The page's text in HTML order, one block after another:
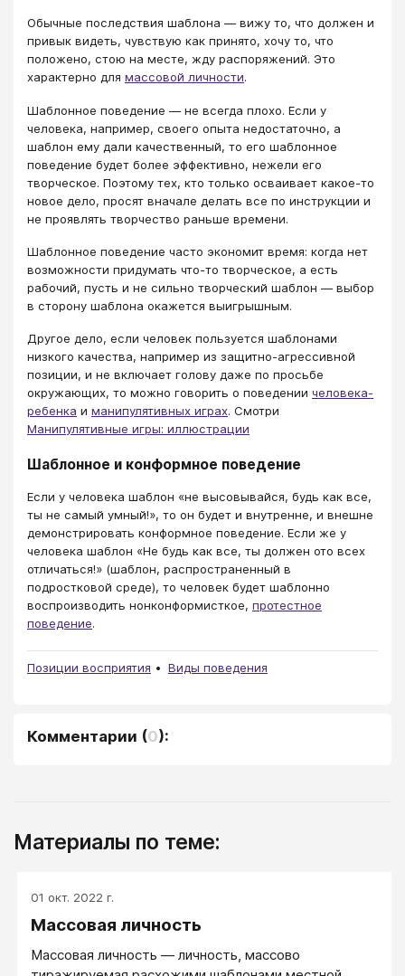
Обычные последствия шаблона ― вижу то, что должен и
привык видеть, чувствую как принято, хочу то, что
положено, стою на месте, жду распоряжений. Это
характерно для массовой личности.
Шаблонное поведение ― не всегда плохо. Если у
человека, например, своего опыта недостаточно, а
шаблон ему дали качественный, то его шаблонное
поведение будет более эффективно, нежели его
творческое. Поэтому тех, кто только осваивает какое-то
новое дело, просят вначале делать все по инструкции и
не проявлять творчество раньше времени.
Шаблонное поведение часто экономит время: когда нет
возможности придумать что-то творческое, а есть
рабочий, пусть и не сильно творческий шаблон ― выбор
в сторону шаблона окажется выигрышным.
Другое дело, если человек пользуется шаблонами
низкого качества, например из защитно-агрессивной
позиции, и не включает голову даже по просьбе
окружающих, то можно говорить о поведении человека-
ребенка и манипулятивных играх. Смотри
Манипулятивные игры: иллюстрации
Шаблонное и конформное поведение
Если у человека шаблон «не высовывайся, будь как все,
ты не самый умный!», то он будет и внутренне, и внешне
демонстрировать конформное поведение. Если же у
человека шаблон «Не будь как все, ты должен ото всех
отличаться!» (шаблон, распространенный в
подростковой среде), то человек будет шаблонно
воспроизводить нонконформисткое, протестное
поведение.
Позиции восприятия Виды поведения
Комментарии (0):
Материалы по теме:
01 окт. 2022 г.
Массовая личность
Массовая личность — личность, массово